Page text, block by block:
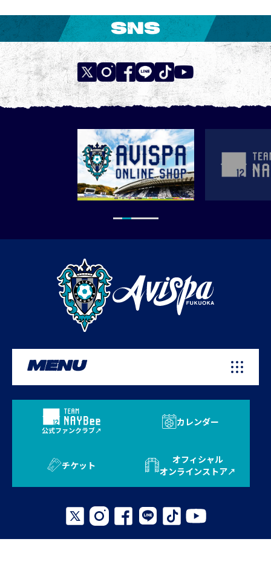
SNS
MENU
公式ファンクラブ
カレンダー
チケット
オフィシャル
オンラインストア